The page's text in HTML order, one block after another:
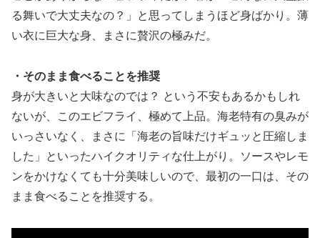
る舞いで大丈夫なの？」と思ってしまうほど身ばかり。薄
い衣に巨大な身、まさに贅沢の極みだ。
・そのまま食べることを推奨
身が大きいと大味なのでは？ という不安もあるかもしれ
ないが、このエビフライ、極めて上品。海老特有の臭みが
いっさいなく、まさに「海老の旨味だけギュッと圧縮しま
した」といったハイクオリティな仕上がり。ソースやレモ
ンをかけなくても十分美味しいので、最初の一口は、その
まま食べることを推奨する。